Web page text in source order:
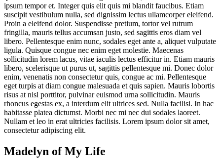
ipsum tempor et. Integer quis elit quis mi blandit faucibus. Etiam
suscipit vestibulum nulla, sed dignissim lectus ullamcorper eleifend.
Proin a eleifend dolor. Suspendisse pretium, tortor vel rutrum
fringilla, mauris tellus accumsan justo, sed sagittis eros diam vel
libero. Pellentesque enim nunc, sodales eget ante a, aliquet vulputate
ligula. Quisque congue nec enim eget molestie. Maecenas
sollicitudin lorem lacus, vitae iaculis lectus efficitur in. Etiam mauris
libero, scelerisque ut purus ut, sagittis pellentesque mi. Donec dolor
enim, venenatis non consectetur quis, congue ac mi. Pellentesque
eget turpis at diam congue malesuada et quis sapien. Mauris lobortis
risus at nisl porttitor, pulvinar euismod urna sollicitudin. Mauris
rhoncus egestas ex, a interdum elit ultrices sed. Nulla facilisi. In hac
habitasse platea dictumst. Morbi nec mi nec dui sodales laoreet.
Nullam et leo in erat ultricies facilisis. Lorem ipsum dolor sit amet,
consectetur adipiscing elit.
Madelyn of My Life